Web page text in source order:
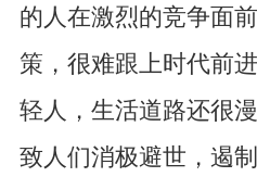
的人在激烈的竞争面
策，很难跟上时代前
轻人，生活道路还很
致人们消极避世，遏